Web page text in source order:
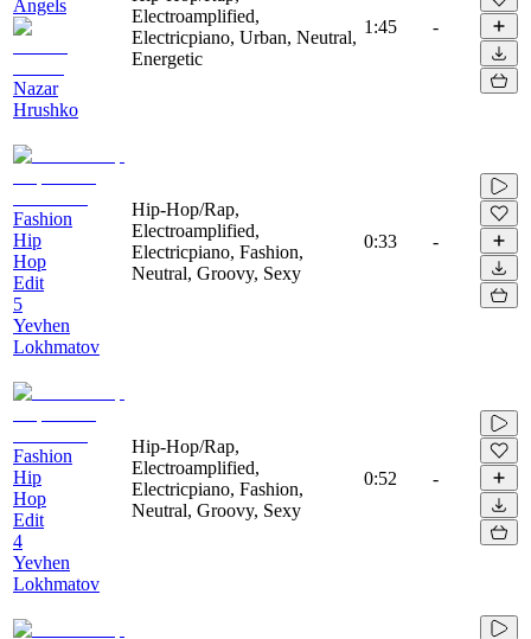
Angels
Nazar
Hrushko
Electroamplified,
Electricpiano, Urban, Neutral,
Energetic
1:45 -
Fashion
Hip
Hop
Edit
5
Yevhen
Lokhmatov
Hip-Hop/Rap,
Electroamplified,
Electricpiano, Fashion,
Neutral, Groovy, Sexy
0:33 -
Fashion
Hip
Hop
Edit
4
Yevhen
Lokhmatov
Hip-Hop/Rap,
Electroamplified,
Electricpiano, Fashion,
Neutral, Groovy, Sexy
0:52 -